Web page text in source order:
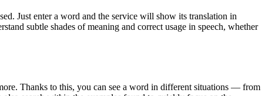
Just enter a word and the service will show its translation in
subtle shades of meaning and correct usage in speech, whether
Thanks to this, you can see a word in different situations — from